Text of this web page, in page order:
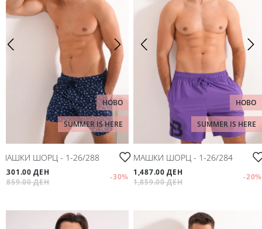
НОВО
SUMMER IS HERE
МАШКИ ШОРЦ - 1-26/288
1,301.00 ДЕН
1,859.00 ДЕН
-30%
НОВО
SUMMER IS HERE
МАШКИ ШОРЦ - 1-26/284
1,487.00 ДЕН
1,859.00 ДЕН
-20%